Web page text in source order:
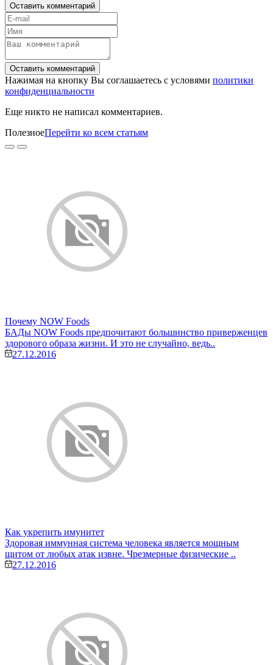
Оставить комментарий
Оставить комментарий
Нажимая на кнопку Вы соглашаетесь с условями политики
конфиденциальности
Еще никто не написал комментариев.
ПолезноеПерейти ко всем статьям
Почему NOW Foods
БАДы NOW Foods предпочитают большинство приверженцев
здорового образа жизни. И это не случайно, ведь..
27.12.2016
Как укрепить имунитет
Здоровая иммунная система человека является мощным
щитом от любых атак извне. Чрезмерные физические ..
27.12.2016